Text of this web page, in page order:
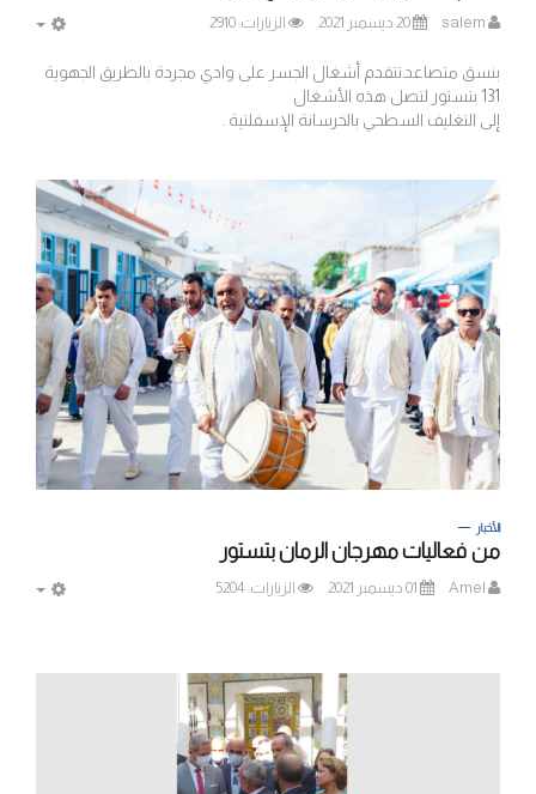
salem 20 ديسمبر 2021 الزيارات: 2910
بنسق متصاعد.تتقدم أشغال الجسر على وادي مجردة بالطريق الجهوية
131 بتستور لتصل هذه الأشغال
إلى التغليف السطحي بالخرسانة الإسفلتية .
الأخبار
من فعاليات مهرجان الرمان بتستور
Amel 01 ديسمبر 2021 الزيارات: 5204